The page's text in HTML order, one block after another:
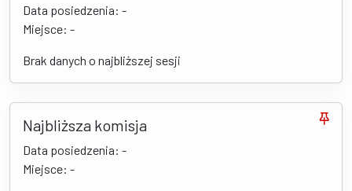
Data posiedzenia: -
Miejsce: -
Brak danych o najbliższej sesji
Najbliższa komisja
Data posiedzenia: -
Miejsce: -